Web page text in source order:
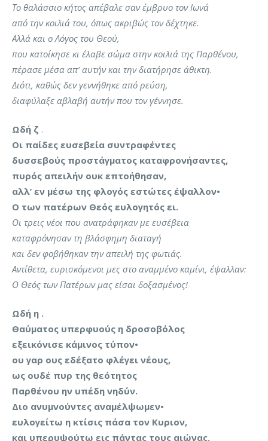
Το θαλάσσιο κήτος απέβαλε σαν έμβρυο τον Ιωνά
από την κοιλιά του, όπως ακριβώς τον δέχτηκε.
Αλλά και ο Λόγος του Θεού,
που κατοίκησε κι έλαβε σώμα στην κοιλιά της Παρθένου,
πέρασε μέσα απ’ αυτήν και την διατήρησε άθικτη.
Διότι, καθώς δεν γεννήθηκε από ρεύση,
διαφύλαξε αβλαβή αυτήν που τον γέννησε.
Ωδή ζ .
Οι παίδες ευσεβεία συντραφέντες
δυσσεβούς προστάγματος καταφρονήσαντες,
πυρός απειλήν ουκ επτοήθησαν,
αλλ’ εν μέσω της φλογός εστώτες έψαλλον•
Ο των πατέρων Θεός ευλογητός ει.
Οι τρεις νέοι που ανατράφηκαν με ευσέβεια
καταφρόνησαν τη βλάσφημη διαταγή
και δεν φοβήθηκαν την απειλή της φωτιάς.
Αντίθετα, ευρισκόμενοι μες στο αναμμένο καμίνι, έψαλλαν:
Ο Θεός των Πατέρων μας είσαι δοξασμένος!
Ωδή η .
Θαύματος υπερφυούς η δροσοβόλος
εξεικόνισε κάμινος τύπον•
ου γαρ ους εδέξατο φλέγει νέους,
ως ουδέ πυρ της θεότητος
Παρθένου ην υπέδη νηδύν.
Διο ανυμνούντες αναμέλψωμεν•
ευλογείτω η κτίσις πάσα τον Κυριον,
και υπερυψούτω εις πάντας τους αιώνας.